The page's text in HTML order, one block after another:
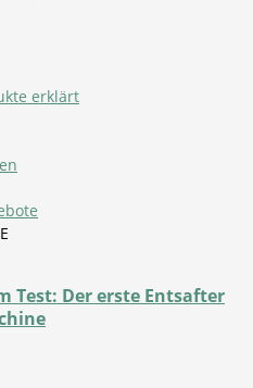
erklärt
Test: Der erste Entsafter